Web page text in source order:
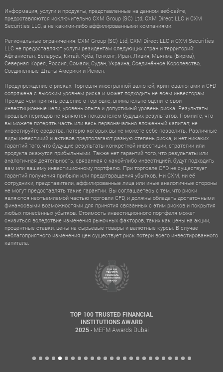
Информация, услуги и продукты, представленные на данном веб-сайте,
предоставляются исключительно CXM Group (SC) Ltd, CXM Direct LLC и CXM
Securities LLC, а не какими-либо аффилированными компаниями.
Региональные ограничения: CXM Group (SC) Ltd, CXM Direct LLC и CXM Securities
LLC не предоставляют услуги резидентам следующих стран и территорий:
Афганистан, Беларусь, Китай, Куба, Гонконг, Иран, Ливия, Мьянма (Бирма),
Северная Корея, Россия, Сомали, Судан, Украина, Соединённое Королевство,
Соединённые Штаты Америки и Йемен.
Предупреждение о рисках: Торговля иностранной валютой, криптовалютами и CFD
сопряжена с высоким уровнем риска и может подходить не всем инвесторам.
Прежде чем принять решение о торговле, внимательно оцените свои
инвестиционные цели, уровень опыта и допустимый уровень риска. Результаты
прошлых периодов не являются показателем будущих результатов. Помните, что
вы можете потерять часть или весь первоначально вложенный капитал; не
инвестируйте средства, потерю которых вы не можете себе позволить. Различные
виды инвестиций и активов предполагают разную степень риска, и нет никаких
гарантий того, что будущие результаты конкретной инвестиции, стратегии или
продукта окажутся прибыльными. Также нет гарантий того, что результаты или
аналогичная деятельность, связанная с какой-либо инвестицией, будут подходить
вам или вашему инвестиционному портфелю. При торговле CFD не существует
гарантий получения прибыли или предотвращения убытков. Ни CXM, ни её
сотрудники, представители, аффилированные лица или иные аналогичные стороны
не могут предоставлять такие гарантии. Вы соглашаетесь с тем, что риски
являются неотъемлемой частью торговли CFD, и должны обладать достаточными
финансовыми возможностями для принятия связанных с этим рисков и покрытия
любых понесённых убытков. Стоимость инвестиционного портфеля может
снизиться вследствие изменения рыночных факторов, таких как цены на акции,
процентные ставки, цены на сырьевые товары и валютные курсы. В случае
неблагоприятного изменения цен существует риск потери всего инвестированного
капитала.
TOP 100 TRUSTED FINANCIAL
INSTITUTIONS AWARD
2025- MEFM Awards Dubai